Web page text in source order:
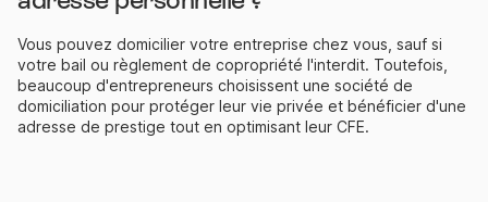
Vous pouvez domicilier votre entreprise chez vous, sauf si
votre bail ou règlement de copropriété l'interdit. Toutefois,
beaucoup d'entrepreneurs choisissent une société de
domiciliation pour protéger leur vie privée et bénéficier d'une
adresse de prestige tout en optimisant leur CFE.